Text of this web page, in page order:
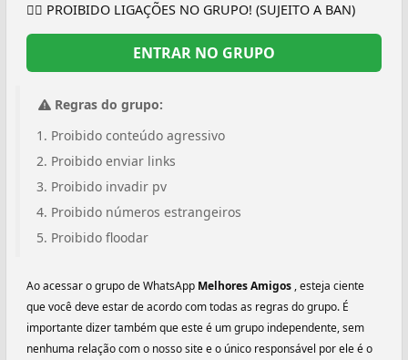
👉🏼 PROIBIDO LIGAÇÕES NO GRUPO! (SUJEITO A BAN)
ENTRAR NO GRUPO
Regras do grupo:
Proibido conteúdo agressivo
Proibido enviar links
Proibido invadir pv
Proibido números estrangeiros
Proibido floodar
Ao acessar o grupo de WhatsApp Melhores Amigos , esteja ciente
que você deve estar de acordo com todas as regras do grupo. É
importante dizer também que este é um grupo independente, sem
nenhuma relação com o nosso site e o único responsável por ele é o